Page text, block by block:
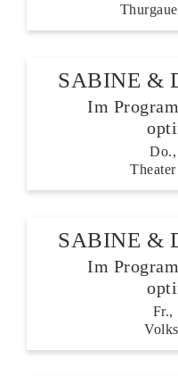
SABINE &
Im
Do.,
SABINE &
Im
Fr.,